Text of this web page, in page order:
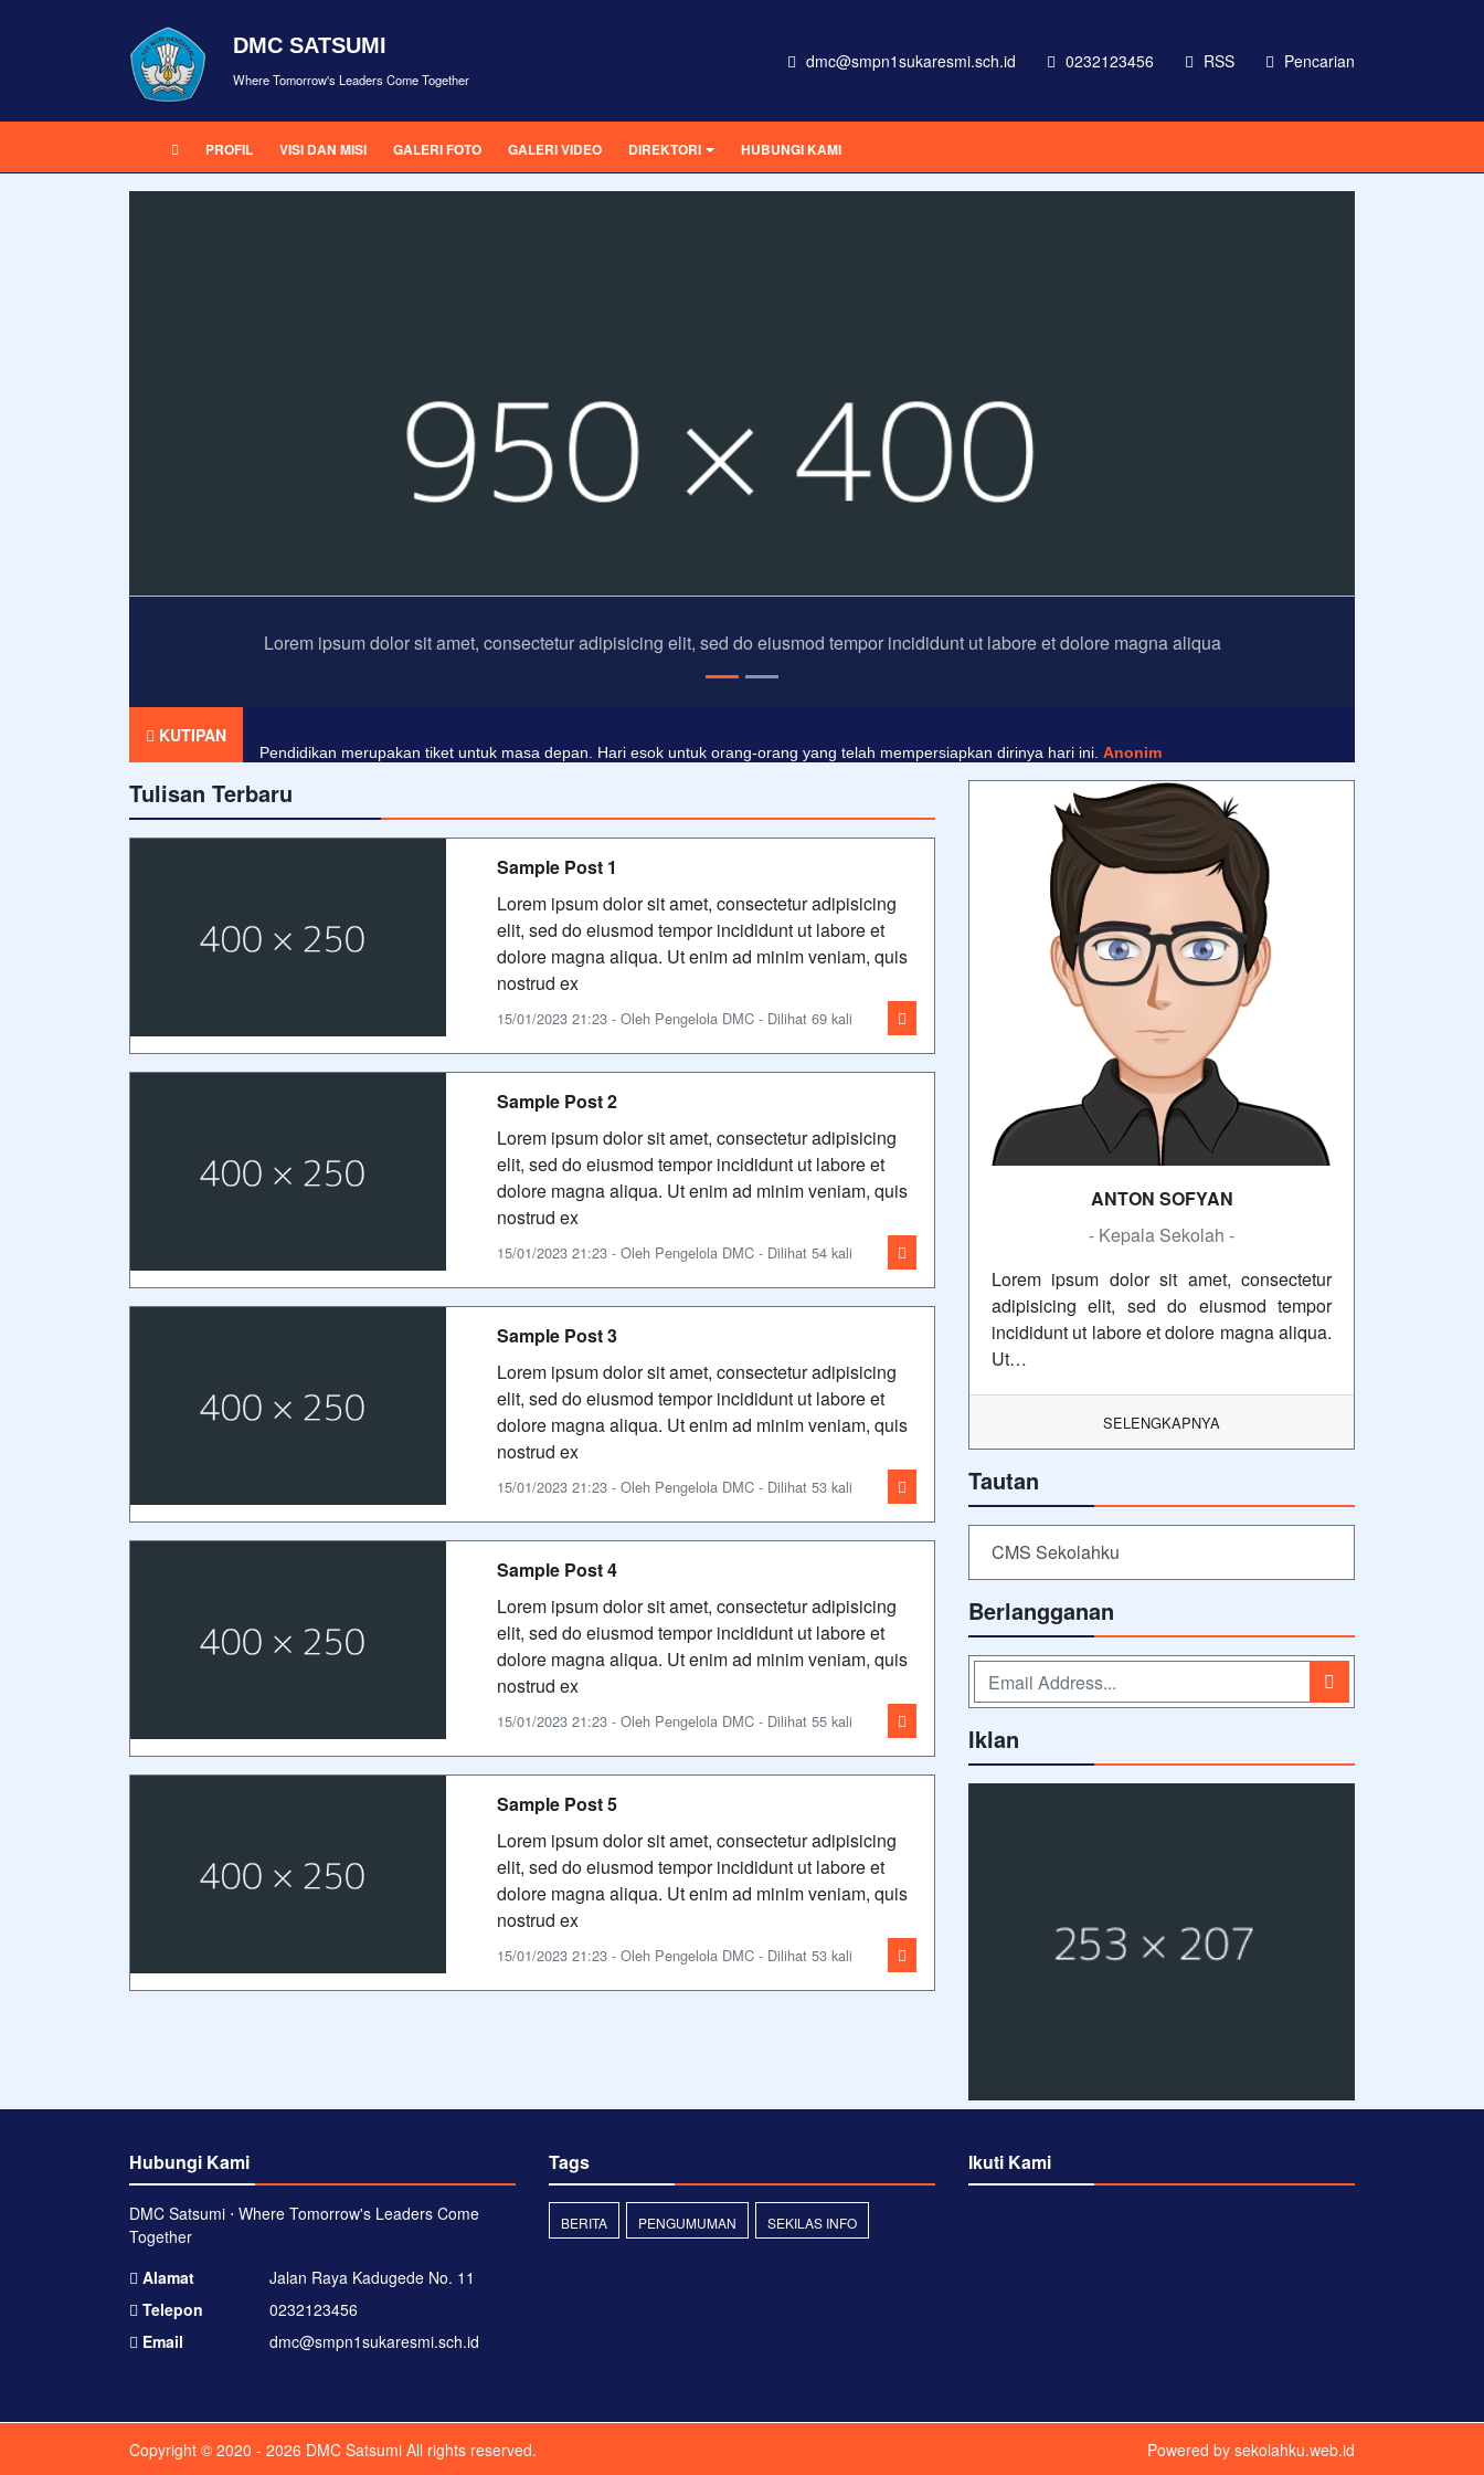
DMC SATSUMI
Where Tomorrow's Leaders Come Together
dmc@smpn1sukaresmi.sch.id 0232123456 RSS Pencarian
PROFIL VISI DAN MISI GALERI FOTO GALERI VIDEO DIREKTORI HUBUNGI KAMI
Lorem ipsum dolor sit amet, consectetur adipisicing elit, sed do eiusmod tempor incididunt ut labore et dolore magna aliqua
KUTIPAN
Pendidikan merupakan tiket untuk masa depan. Hari esok untuk orang-orang yang telah mempersiapkan dirinya hari ini.Anonim
Tulisan Terbaru
Sample Post 1
Lorem ipsum dolor sit amet, consectetur adipisicing
elit, sed do eiusmod tempor incididunt ut labore et
dolore magna aliqua. Ut enim ad minim veniam, quis
nostrud ex
15/01/2023 21:23 - Oleh Pengelola DMC - Dilihat 69 kali
Sample Post 2
Lorem ipsum dolor sit amet, consectetur adipisicing
elit, sed do eiusmod tempor incididunt ut labore et
dolore magna aliqua. Ut enim ad minim veniam, quis
nostrud ex
15/01/2023 21:23 - Oleh Pengelola DMC - Dilihat 54 kali
Sample Post 3
Lorem ipsum dolor sit amet, consectetur adipisicing
elit, sed do eiusmod tempor incididunt ut labore et
dolore magna aliqua. Ut enim ad minim veniam, quis
nostrud ex
15/01/2023 21:23 - Oleh Pengelola DMC - Dilihat 53 kali
Sample Post 4
Lorem ipsum dolor sit amet, consectetur adipisicing
elit, sed do eiusmod tempor incididunt ut labore et
dolore magna aliqua. Ut enim ad minim veniam, quis
nostrud ex
15/01/2023 21:23 - Oleh Pengelola DMC - Dilihat 55 kali
Sample Post 5
Lorem ipsum dolor sit amet, consectetur adipisicing
elit, sed do eiusmod tempor incididunt ut labore et
dolore magna aliqua. Ut enim ad minim veniam, quis
nostrud ex
15/01/2023 21:23 - Oleh Pengelola DMC - Dilihat 53 kali
ANTON SOFYAN
- Kepala Sekolah -
Lorem ipsum dolor sit amet, consectetur
adipisicing elit, sed do eiusmod tempor
incididunt ut labore et dolore magna aliqua.
Ut…
SELENGKAPNYA
Tautan
CMS Sekolahku
Berlangganan
Iklan
Hubungi Kami
DMC Satsumi ⋅ Where Tomorrow's Leaders Come
Together
Alamat
Jalan Raya Kadugede No. 11
Telepon
0232123456
Email
dmc@smpn1sukaresmi.sch.id
Tags
BERITA PENGUMUMAN SEKILAS INFO
Ikuti Kami
Copyright © 2020 - 2026 DMC Satsumi All rights reserved. Powered by sekolahku.web.id